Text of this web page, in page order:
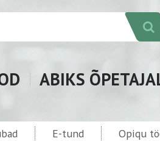
ABIKS
E-tund Opiqu